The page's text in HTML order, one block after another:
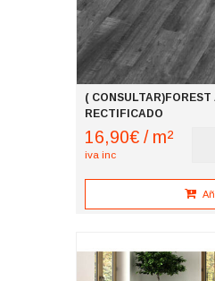
(
RECTIFICADO
16,90€
iva inc
/ m²